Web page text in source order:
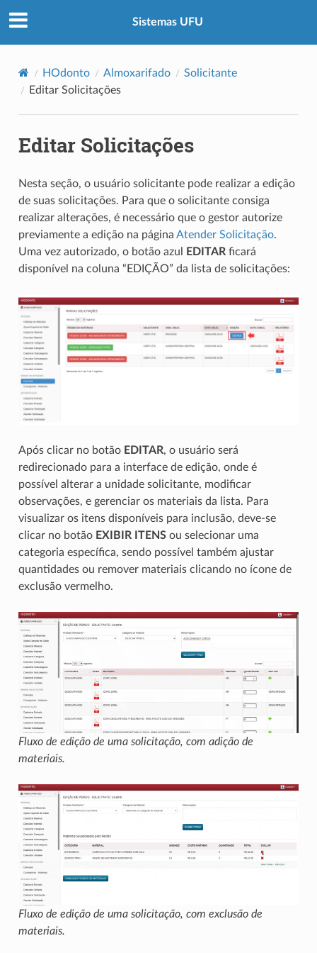
Sistemas UFU
HOdonto Almoxarifado
Solicitante
Editar Solicitações
Editar Solicitações
Nesta seção, o usuário solicitante pode realizar a edição
de suas solicitações. Para que o solicitante consiga
realizar alterações, é necessário que o gestor autorize
previamente a edição na página Atender Solicitação.
Uma vez autorizado, o botão azul
EDITARficará
disponível na coluna “EDIÇÃO” da lista de solicitações:
Após clicar no botão EDITAR, o usuário será
redirecionado para a interface de edição, onde é
possível alterar a unidade solicitante, modificar
observações, e gerenciar os materiais da lista. Para
visualizar os itens disponíveis para inclusão, deve-se
clicar no botão EXIBIR ITENSou selecionar uma
categoria específica, sendo possível também ajustar
quantidades ou remover materiais clicando no ícone de
exclusão vermelho.
Fluxo de edição de uma solicitação, com adição de
materiais.
Fluxo de edição de uma solicitação, com exclusão de
materiais.